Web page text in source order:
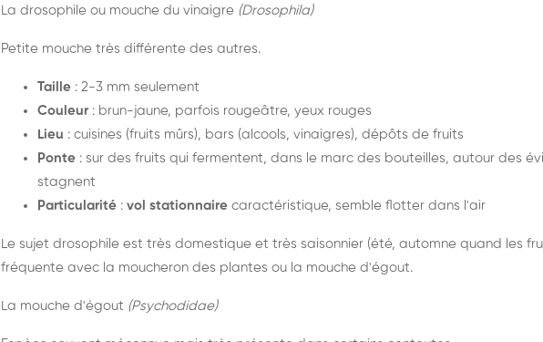
La drosophile ou mouche du vinaigre (Drosophila)
Petite mouche très différente des autres.
Taille : 2-3 mm seulement
Couleur : brun-jaune, parfois rougeâtre, yeux rouges
Lieu : cuisines (fruits mûrs), bars (alcools, vinaigres), dépôts de fruits
Ponte : sur des fruits qui fermentent, dans le marc des bouteilles, autour des
stagnent
Particularité : vol stationnaire caractéristique, semble flotter dans l'air
Le sujet drosophile est très domestique et très saisonnier (été, automne quand les
fréquente avec la moucheron des plantes ou la mouche d'égout.
La mouche d'égout (Psychodidae)